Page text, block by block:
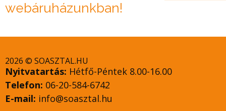
webáruházunkban!
2026 © SOASZTAL.HU
Nyitvatartás: Hétfő-Péntek 8.00-16.00
Telefon: 06-20-584-6742
E-mail: info@soasztal.hu